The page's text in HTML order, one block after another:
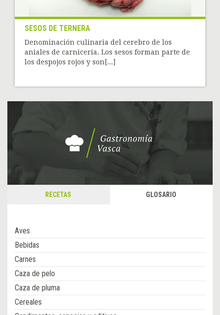
SESOS DE TERNERA
Denominación culinaria del cerebro de los
aniales de carnicería. Los sesos forman parte de
los despojos rojos y son[...]
RECETAS GLOSARIO
Aves
Bebidas
Carnes
Caza de pelo
Caza de pluma
Cereales